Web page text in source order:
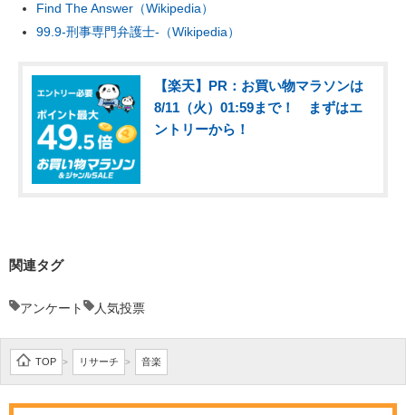
Find The Answer（Wikipedia）
99.9-刑事専門弁護士-（Wikipedia）
【楽天】PR：お買い物マラソンは
8/11（火）01:59まで！ まずはエ
ントリーから！
関連タグ
アンケート 人気投票
TOP > リサーチ > 音楽